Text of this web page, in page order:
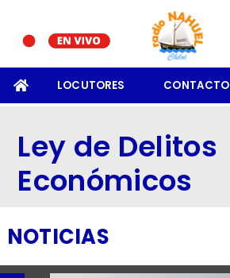
LOCUTORES CONTACTO
Ley de Delitos
Económicos
NOTICIAS